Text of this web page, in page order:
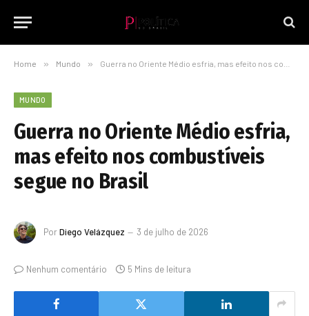
Home » Mundo » Guerra no Oriente Médio esfria, mas efeito nos combustíveis segue no Brasil
MUNDO
Guerra no Oriente Médio esfria,
mas efeito nos combustíveis
segue no Brasil
PorDiego Velázquez 3 de julho de 2026
Nenhum comentário 5 Mins de leitura